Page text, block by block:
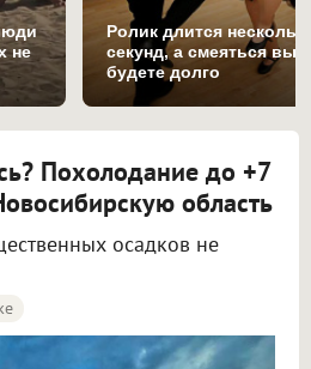
не
Ролик длится
секунд, а смеяться вы
будете долго
Похолодание до +7
область
осадков не